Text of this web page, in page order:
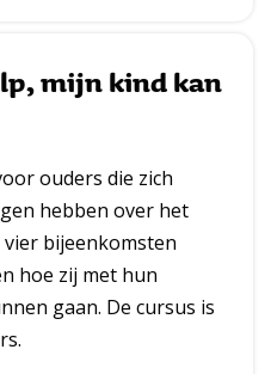
mijn kind kan
ouders die zich
hebben over het
bijeenkomsten
hoe zij met hun
gaan. De cursus is